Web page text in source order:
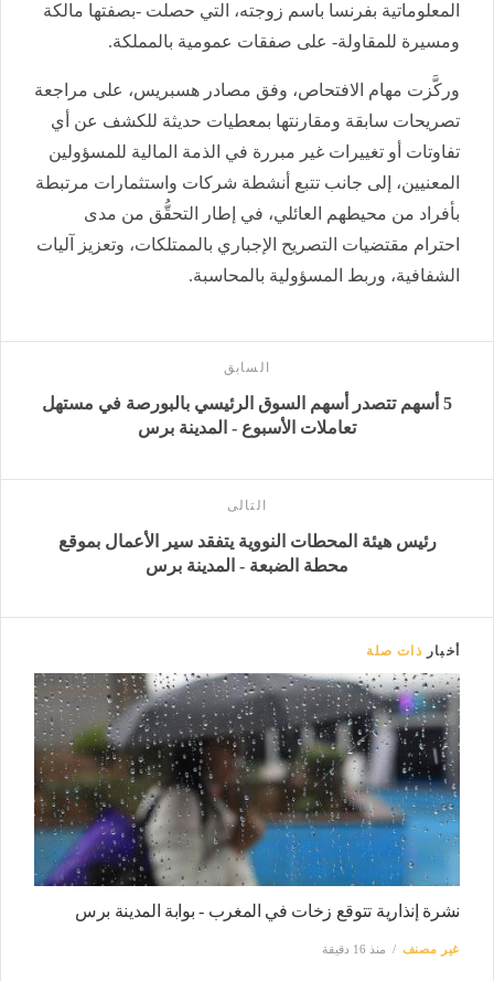
المعلوماتية بفرنسا باسم زوجته، التي حصلت -بصفتها مالكة
ومسيرة للمقاولة- على صفقات عمومية بالمملكة.
وركَّزت مهام الافتحاص، وفق مصادر هسبريس، على مراجعة
تصريحات سابقة ومقارنتها بمعطيات حديثة للكشف عن أي
تفاوتات أو تغييرات غير مبررة في الذمة المالية للمسؤولين
المعنيين، إلى جانب تتبع أنشطة شركات واستثمارات مرتبطة
بأفراد من محيطهم العائلي، في إطار التحقُّق من مدى
احترام مقتضيات التصريح الإجباري بالممتلكات، وتعزيز آليات
الشفافية، وربط المسؤولية بالمحاسبة.
السابق
5 أسهم تتصدر أسهم السوق الرئيسي بالبورصة في مستهل
تعاملات الأسبوع - المدينة برس
التالى
رئيس هيئة المحطات النووية يتفقد سير الأعمال بموقع
محطة الضبعة - المدينة برس
أخبار ذات صلة
نشرة إنذارية تتوقع زخات في المغرب - بوابة المدينة برس
غير مصنف منذ 16 دقيقة